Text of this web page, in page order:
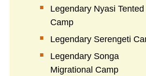
Legendary Nyasi Tented
Camp
Legendary Serengeti
Legendary Songa
Migrational Camp